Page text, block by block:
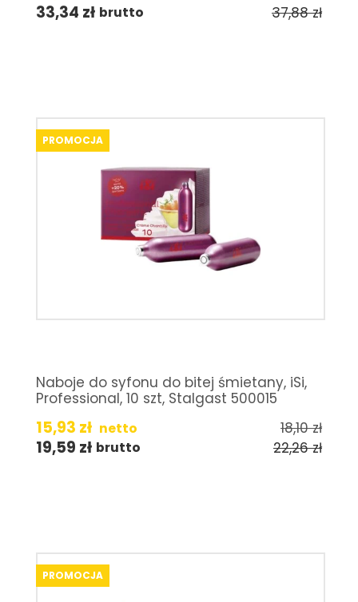
33,34 zł brutto 37,88zł
PROMOCJA
Naboje do syfonu do bitej śmietany, iSi,
Professional, 10 szt, Stalgast 500015
15,93 zł netto 18,10zł
19,59 zł brutto 22,26zł
PROMOCJA